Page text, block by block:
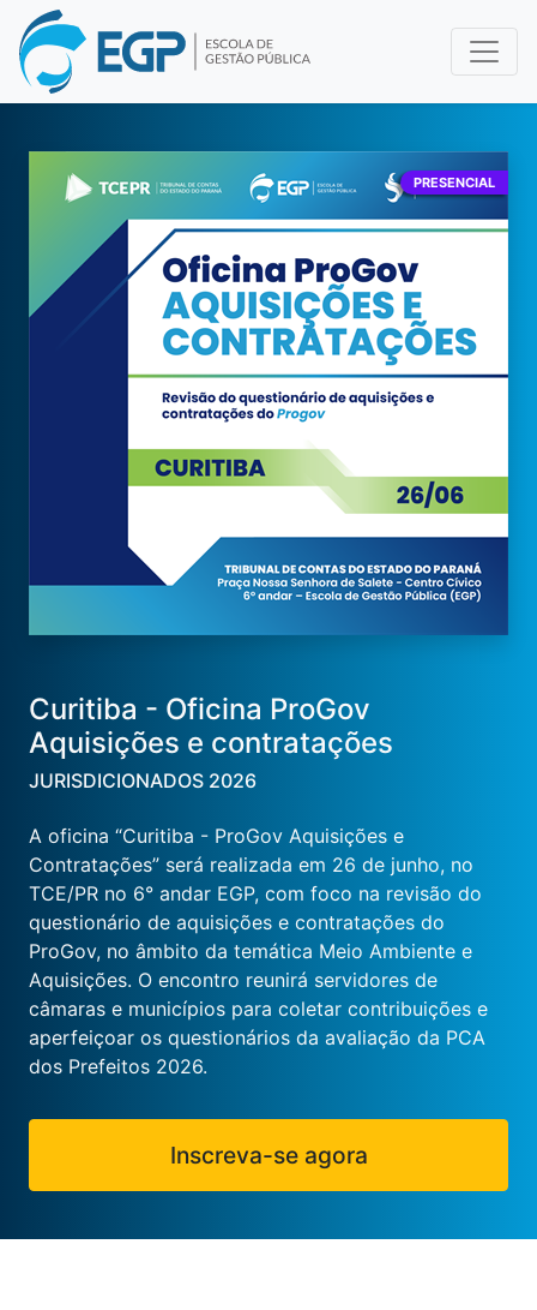
PRESENCIAL
Curitiba - Oficina ProGov
Aquisições e contratações
JURISDICIONADOS 2026
A oficina “Curitiba - ProGov Aquisições e
Contratações” será realizada em 26 de junho, no
TCE/PR no 6° andar EGP, com foco na revisão do
questionário de aquisições e contratações do
ProGov, no âmbito da temática Meio Ambiente e
Aquisições. O encontro reunirá servidores de
câmaras e municípios para coletar contribuições e
aperfeiçoar os questionários da avaliação da PCA
dos Prefeitos 2026.
Inscreva-se agora